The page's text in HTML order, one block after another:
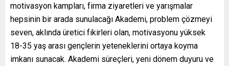
motivasyon kampları, firma ziyaretleri ve yarışmalar
hepsinin bir arada sunulacağı Akademi, problem çözmeyi
seven, aklında üretici fikirleri olan, motivasyonu yüksek
18-35 yaş arası gençlerin yeteneklerini ortaya koyma
imkanı sunacak. Akademi süreçleri, yeni dönem duyuru ve